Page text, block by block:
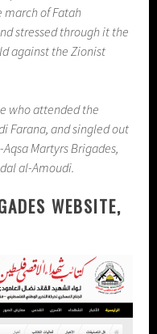
march of Fatah
stressed through it the
against the Zionist
who attended the
Farana, and singled out
Martyrs Brigades,
al-Amoudi.
WEBSITE,